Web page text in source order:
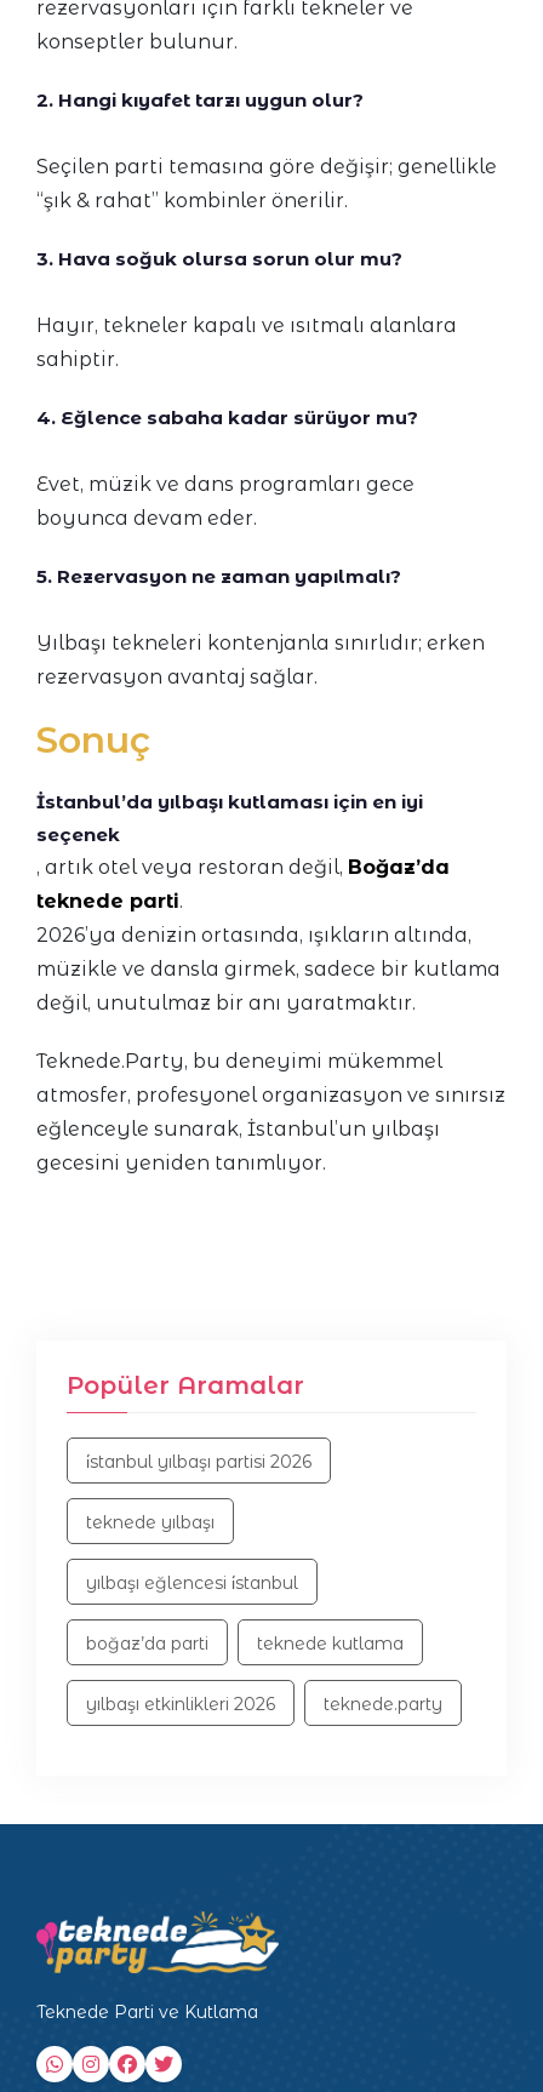
rezervasyonları için farklı tekneler ve
konseptler bulunur.
2. Hangi kıyafet tarzı uygun olur?
Seçilen parti temasına göre değişir; genellikle
“şık & rahat” kombinler önerilir.
3. Hava soğuk olursa sorun olur mu?
Hayır, tekneler kapalı ve ısıtmalı alanlara
sahiptir.
4. Eğlence sabaha kadar sürüyor mu?
Evet, müzik ve dans programları gece
boyunca devam eder.
5. Rezervasyon ne zaman yapılmalı?
Yılbaşı tekneleri kontenjanla sınırlıdır; erken
rezervasyon avantaj sağlar.
Sonuç
İstanbul’da yılbaşı kutlaması için en iyi
seçenek
, artık otel veya restoran değil, Boğaz’da
teknede parti.
2026’ya denizin ortasında, ışıkların altında,
müzikle ve dansla girmek, sadece bir kutlama
değil, unutulmaz bir anı yaratmaktır.
Teknede.Party, bu deneyimi mükemmel
atmosfer, profesyonel organizasyon ve sınırsız
eğlenceyle sunarak, İstanbul’un yılbaşı
gecesini yeniden tanımlıyor.
Popüler Aramalar
i̇stanbul yılbaşı partisi 2026
teknede yılbaşı
yılbaşı eğlencesi i̇stanbul
boğaz’da parti teknede kutlama
yılbaşı etkinlikleri 2026 teknede.party
Teknede Parti ve Kutlama